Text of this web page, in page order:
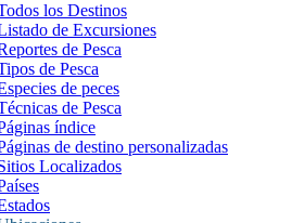
los Destinos
de Excursiones
de Pesca
de Pesca
de peces
de Pesca
índice
de destino personalizadas
Localizados